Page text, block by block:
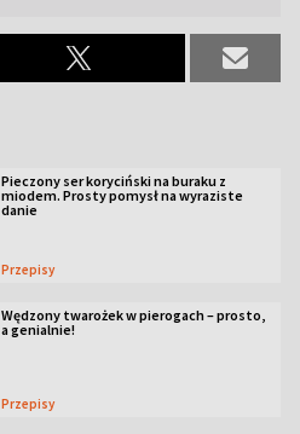
Pieczony ser koryciński na buraku z
miodem. Prosty pomysł na wyraziste
danie
Przepisy
Wędzony twarożek w pierogach – prosto,
a genialnie!
Przepisy